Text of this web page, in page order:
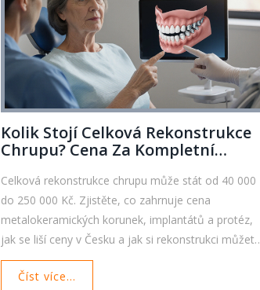
Kolik Stojí Celková Rekonstrukce
Chrupu? Cena Za Kompletní
Celková rekonstrukce chrupu může stát od 40 000
do 250 000 Kč. Zjistěte, co zahrnuje cena
metalokeramických korunek, implantátů a protéz,
jak se liší ceny v Česku a jak si rekonstrukci můžete
dovolit i při omezeném rozpočtu.
Číst více...